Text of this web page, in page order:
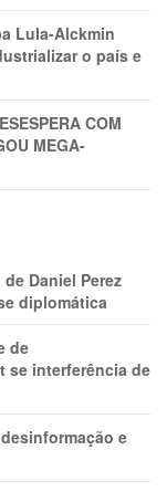
Lula-Alckmin
o país e
COM
MEGA-
Daniel Perez
diplomática
de
se interferência de
e